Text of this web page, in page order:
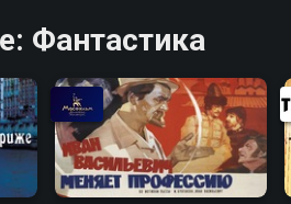
Фантастика